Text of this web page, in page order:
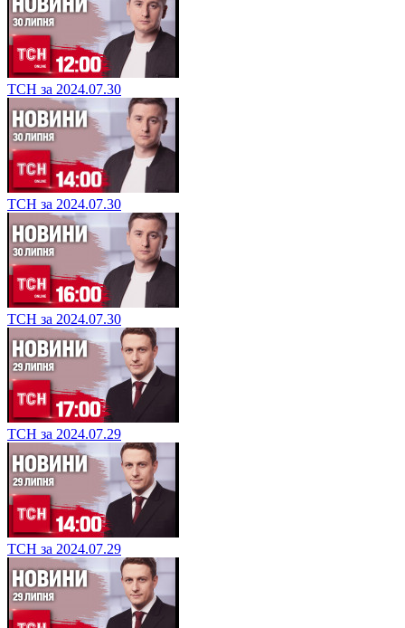
ТСН за 2024.07.30
ТСН за 2024.07.30
ТСН за 2024.07.30
ТСН за 2024.07.29
ТСН за 2024.07.29